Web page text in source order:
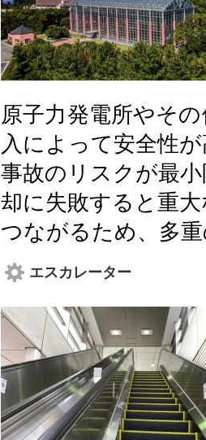
原子力発電所やそ
入によって安全性
事故のリスクが最
却に失敗すると重
つながるため、多
エスカレーター